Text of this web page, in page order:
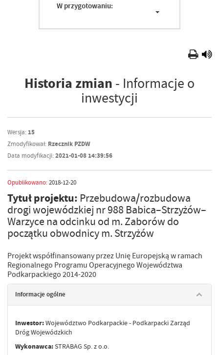
W przygotowaniu:
Historia zmian - Informacje o
inwestycji
Wersja: 15
Zmodyfikował: Rzecznik PZDW
Data modyfikacji:2021-01-08 14:39:56
Opublikowano:2018-12-20
Tytuł projektu: Przebudowa/rozbudowa
drogi wojewódzkiej nr 988 Babica–Strzyżów–
Warzyce na odcinku od m. Zaborów do
początku obwodnicy m. Strzyżów
Projekt współfinansowany przez Unię Europejską w ramach
Regionalnego Programu Operacyjnego Województwa
Podkarpackiego 2014-2020
Informacje ogólne
Inwestor:Województwo Podkarpackie - Podkarpacki Zarząd
Dróg Wojewódzkich
Wykonawca:STRABAG Sp. z o.o.